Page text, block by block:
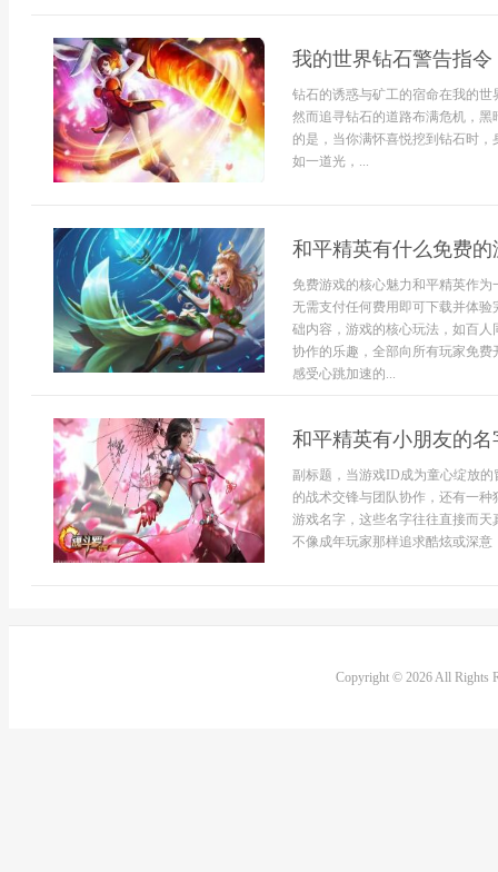
我的世界钻石警告指
钻石的诱惑与矿工的宿命在我的
然而追寻钻石的道路布满危机，
的是，当你满怀喜悦挖到钻石时
如一道光，...
和平精英有什么免费
免费游戏的核心魅力和平精英作
无需支付任何费用即可下载并体
础内容，游戏的核心玩法，如百
协作的乐趣，全部向所有玩家免
感受心跳加速的...
和平精英有小朋友的
副标题，当游戏ID成为童心绽放
的战术交锋与团队协作，还有一
游戏名字，这些名字往往直接而天
不像成年玩家那样追求酷炫或深意
Copyright © 2026 All Rights